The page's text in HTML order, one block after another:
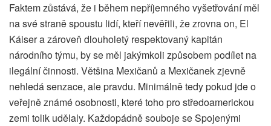
Faktem zůstává, že i během nepříjemného vyšetřování měl
na své straně spoustu lidí, kteří nevěřili, že zrovna on, El
Káiser a zároveň dlouholetý respektovaný kapitán
národního týmu, by se měl jakýmkoli způsobem podílet na
ilegální činnosti. Většina Mexičanů a Mexičanek zjevně
nehledá senzace, ale pravdu. Minimálně tedy pokud jde o
veřejně známé osobnosti, které toho pro středoamerickou
zemi tolik udělaly. Každopádně souboje se Spojenými